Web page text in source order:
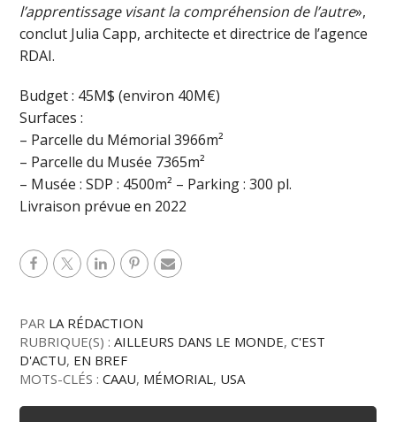
l’apprentissage visant la compréhension de l’autre»,
conclut Julia Capp, architecte et directrice de l’agence
RDAI.
Budget : 45M$ (environ 40M€)
Surfaces :
– Parcelle du Mémorial 3966m²
– Parcelle du Musée 7365m²
– Musée : SDP : 4500m² – Parking : 300 pl.
Livraison prévue en 2022
PAR LA RÉDACTION
RUBRIQUE(S) :AILLEURS DANS LE MONDE,C'EST
D'ACTU, EN BREF
MOTS-CLÉS :CAAU, MÉMORIAL , USA